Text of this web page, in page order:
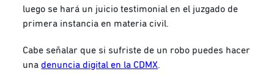
luego se hará un juicio testimonial en el juzgado de
primera instancia en materia civil.
Cabe señalar que si sufriste de un robo puedes hacer
unadenuncia digital en la CDMX.